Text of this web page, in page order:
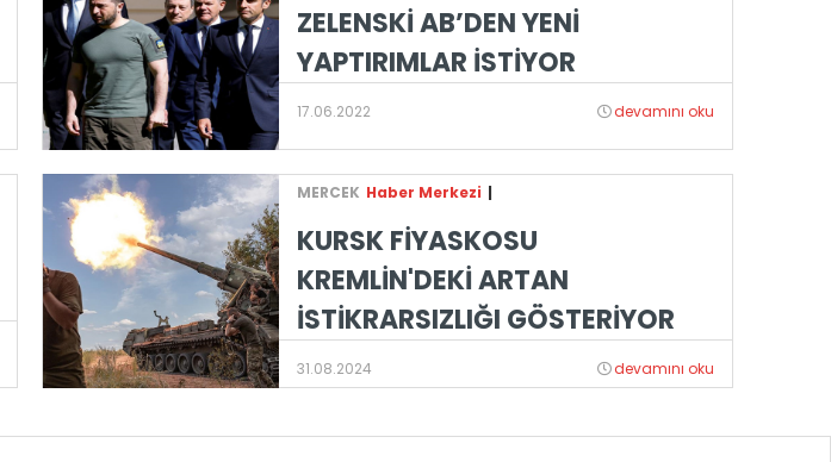
ZELENSKİ AB’DEN YENİ
YAPTIRIMLAR İSTİYOR
17.06.2022 devamını oku
MERCEK Haber Merkezi |
KURSK FİYASKOSU
KREMLİN'DEKİ ARTAN
İSTİKRARSIZLIĞI GÖSTERİYOR
31.08.2024 devamını oku